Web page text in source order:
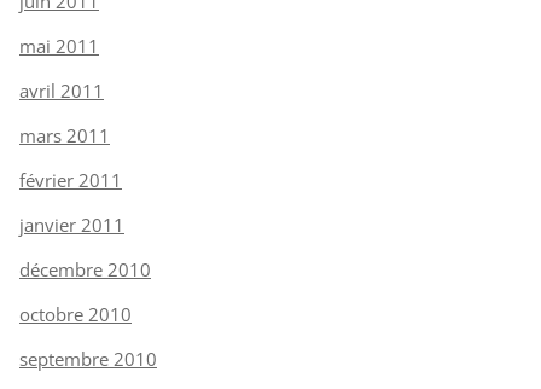
mai 2011
avril 2011
mars 2011
février 2011
janvier 2011
décembre 2010
octobre 2010
septembre 2010